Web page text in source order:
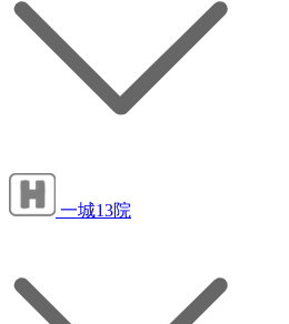
一城13院